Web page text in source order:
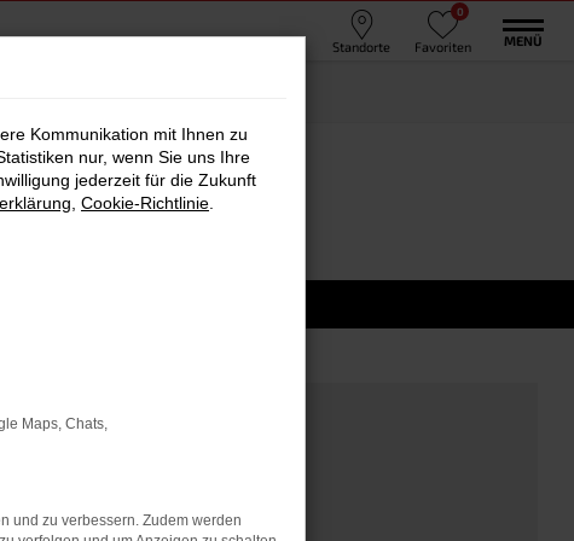
Standorte
0
Favoriten MENÜ
Kommunikation mit Ihnen zu
nur, wenn Sie uns Ihre
jederzeit für die Zukunft
Cookie-Richtlinie
Maps, Chats,
und zu verbessern. Zudem werden